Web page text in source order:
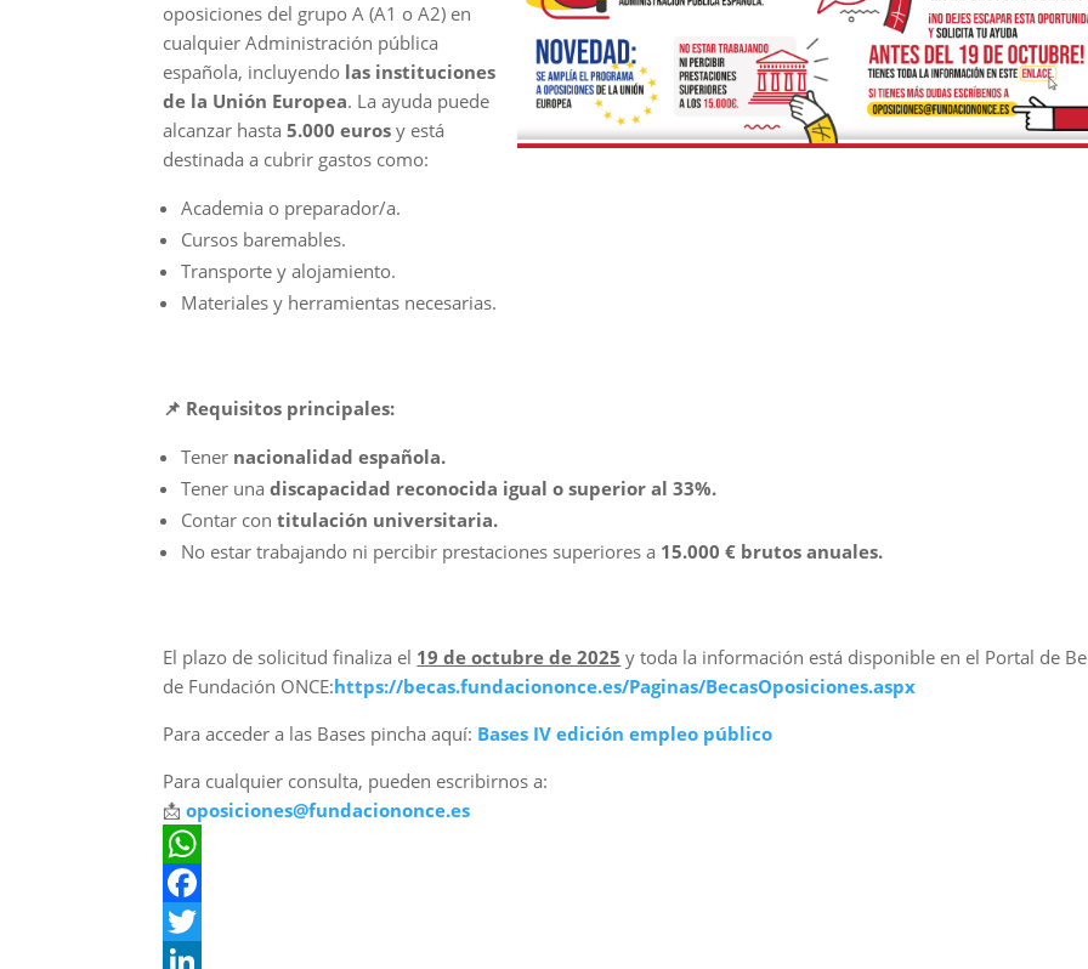
oposiciones del grupo A (A1 o A2) en
cualquier Administración pública
española, incluyendo las instituciones
de la Unión Europea. La ayuda puede
alcanzar hasta5.000 euros y está
destinada a cubrir gastos como:
Academia o preparador/a.
Cursos baremables.
Transporte y alojamiento.
Materiales y herramientas necesarias.
📌 Requisitos principales:
Tener nacionalidad española.
Tener unadiscapacidad reconocida igual o superior al 33%.
Contar contitulación universitaria.
No estar trabajando ni percibir prestaciones superiores a 15.000 € brutos anuales.
El plazo de solicitud finaliza el 19 de octubre de 2025 y toda la información está disponible en el Portal de
de Fundación ONCE:https://becas.fundaciononce.es/Paginas/BecasOposiciones.aspx
Para acceder a las Bases pincha aquí: Bases IV edición empleo público
Para cualquier consulta, pueden escribirnos a:
📩oposiciones@fundaciononce.es
W
h
a
F
aT